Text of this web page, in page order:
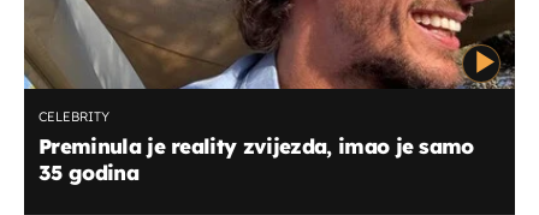
CELEBRITY
Preminula je reality zvijezda, imao je samo
35 godina